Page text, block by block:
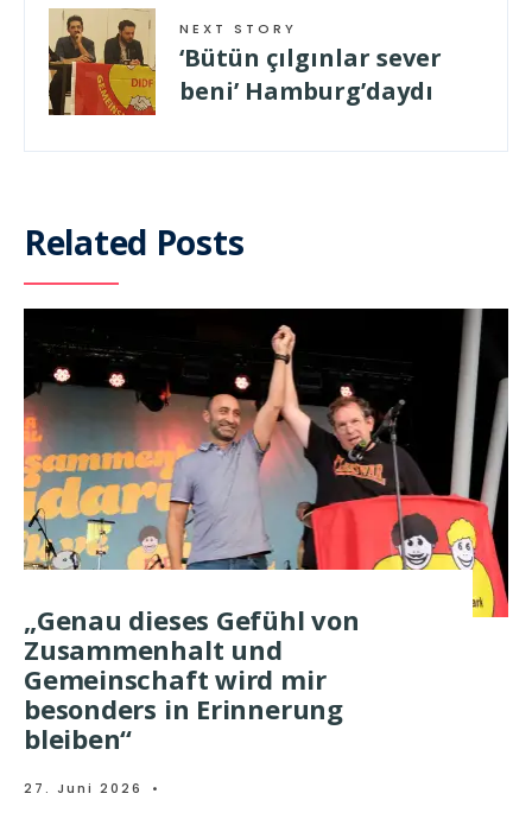
NEXT STORY
‘Bütün çılgınlar sever
beni’ Hamburg’daydı
Related Posts
„Genau dieses Gefühl von
Zusammenhalt und
Gemeinschaft wird mir
besonders in Erinnerung
bleiben“
27. Juni 2026 •